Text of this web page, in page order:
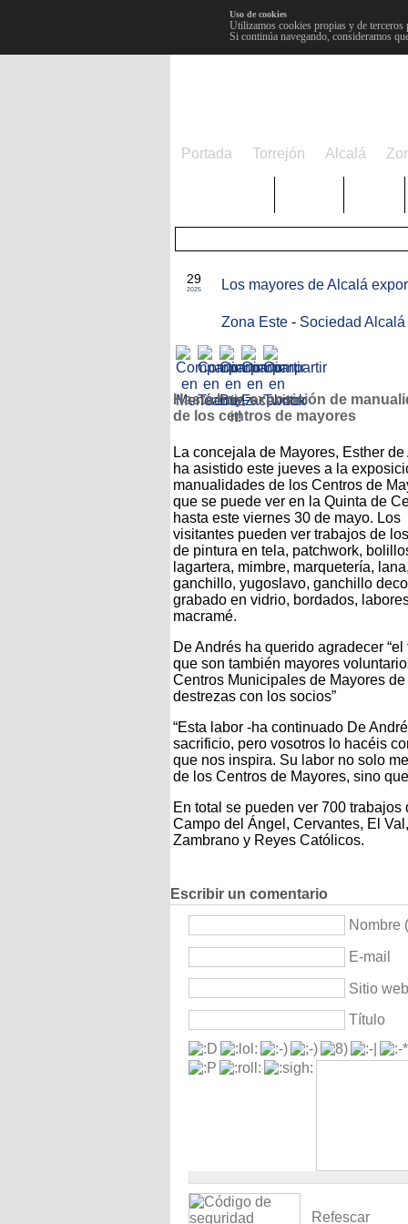
Uso de cookies
Utilizamos cookies propias y de terceros
Si continúa navegando, consideramos
Portada Torrejón Alcalá
29
2025 Los mayores de Alcalá
Zona Este - Sociedad Alcalá
Hasta hoy, exposición de
de los centros de mayores
La concejala de Mayores, Esther de
ha asistido este jueves a la
manualidades de los Centros de
que se puede ver en la Quinta de
hasta este viernes 30 de mayo. Los
visitantes pueden ver trabajos de
de pintura en tela, patchwork,
lagartera, mimbre, marquetería,
ganchillo, yugoslavo, ganchillo
grabado en vidrio, bordados,
macramé.
De Andrés ha querido agradecer
que son también mayores
Centros Municipales de Mayores
destrezas con los socios”
“Esta labor -ha continuado De
sacrificio, pero vosotros lo hacéis
que nos inspira. Su labor no solo
de los Centros de Mayores, sino
En total se pueden ver 700
Campo del Ángel, Cervantes, El
Zambrano y Reyes Católicos.
Escribir un comentario
Nombre
E-mail
Sitio web
Título
Refescar